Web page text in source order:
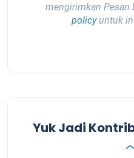
mengirimkan Pesan
policyuntuk
Yuk Jadi